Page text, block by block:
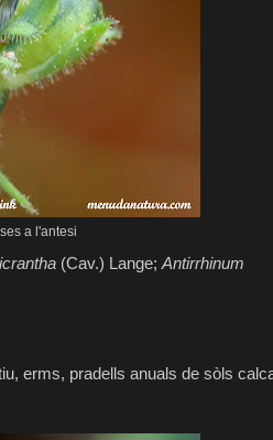
a l'antesi
(Cav.) Lange; Antirrhinum
erms, pradells anuals de sòls